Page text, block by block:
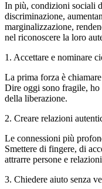
In più, condizioni sociali
discriminazione,
marginalizzazione,
nel riconoscere la loro
1. Accettare e nominare
La prima forza è
Dire oggi sono fragile,
della liberazione.
2. Creare relazioni
Le connessioni più
Smettere di fingere, di
attrarre persone e
3. Chiedere aiuto senza